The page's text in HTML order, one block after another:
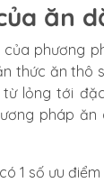
ăn
của phương
thức ăn thô
lỏng tới
pháp
1 số ưu điểm